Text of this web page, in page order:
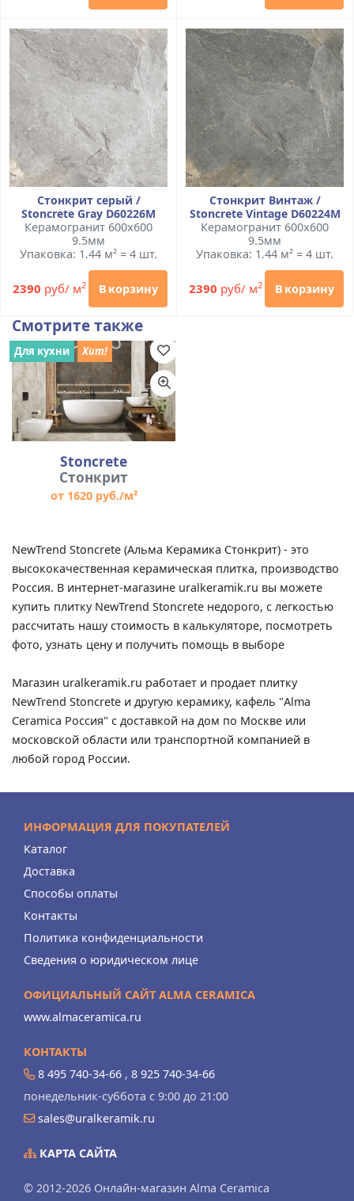
Стонкрит серый /
Stoncrete Gray D60226M
Керамогранит 600x600
9.5мм
Упаковка: 1.44 м² = 4 шт.
2390 руб/ м2 В корзину
Стонкрит Винтаж /
Stoncrete Vintage D60224M
Керамогранит 600x600
9.5мм
Упаковка: 1.44 м² = 4 шт.
2390 руб/ м2 В корзину
Смотрите также
Stoncrete
Стонкрит
от 1620 руб./м²
Для кухни Хит!
NewTrend Stoncrete (Альма Керамика Стонкрит) - это
высококачественная керамическая плитка, производство
Россия. В интернет-магазине uralkeramik.ru вы можете
купить плитку NewTrend Stoncrete недорого, с легкостью
рассчитать нашу стоимость в калькуляторе, посмотреть
фото, узнать цену и получить помощь в выборе
Магазин uralkeramik.ru работает и продает плитку
NewTrend Stoncrete и другую керамику, кафель "Alma
Ceramica Россия" с доставкой на дом по Москве или
московской области или транспортной компанией в
любой город России.
ИНФОРМАЦИЯ ДЛЯ ПОКУПАТЕЛЕЙ
Каталог
Доставка
Способы оплаты
Контакты
Политика конфиденциальности
Сведения о юридическом лице
ОФИЦИАЛЬНЫЙ САЙТ ALMA CERAMICA
www.almaceramica.ru
КОНТАКТЫ
8 495 740-34-66 , 8 925 740-34-66
понедельник-суббота с 9:00 до 21:00
sales@uralkeramik.ru
КАРТА САЙТА
© 2012-2026 Онлайн-магазин Alma Ceramica